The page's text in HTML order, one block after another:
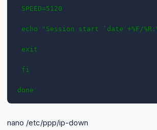
SPEED=5120
echo "Session start `date +%F/
exit
fi
done
nano /etc/ppp/ip-down